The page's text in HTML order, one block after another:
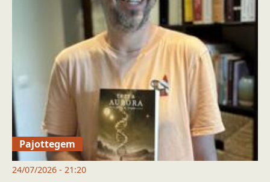
Pajottegem
24/07/2026 - 21:20